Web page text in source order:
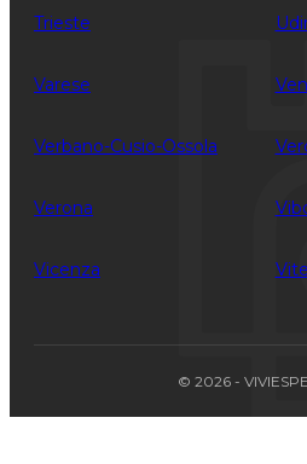
Trieste
Varese
Verbano-Cusio-Ossola
Verona
Vicenza
© 2026 -